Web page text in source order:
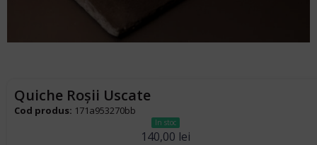
Quiche Roșii Uscate
Cod produs: 171a953270bb
In stoc
140,00 lei